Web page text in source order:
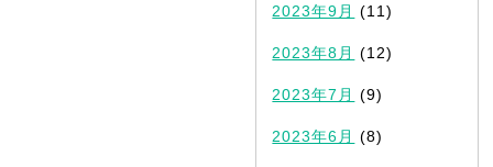
2023年9月 (11)
2023年8月 (12)
2023年7月 (9)
2023年6月 (8)